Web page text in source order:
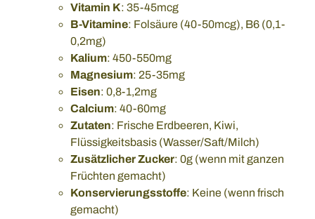
Vitamin K: 35-45mcg
B-Vitamine: Folsäure (40-50mcg), B6 (0,1-
0,2mg)
Kalium: 450-550mg
Magnesium: 25-35mg
Eisen: 0,8-1,2mg
Calcium: 40-60mg
Zutaten: Frische Erdbeeren, Kiwi,
Flüssigkeitsbasis (Wasser/Saft/Milch)
Zusätzlicher Zucker: 0g (wenn mit ganzen
Früchten gemacht)
Konservierungsstoffe: Keine (wenn frisch
gemacht)